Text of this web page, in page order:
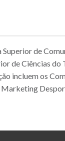
de
de Ciências
incluem os